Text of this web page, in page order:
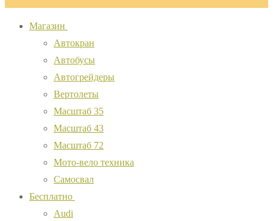
Магазин
Автокран
Автобусы
Автогрейдеры
Вертолеты
Масштаб 35
Масштаб 43
Масштаб 72
Мото-вело техника
Самосвал
Бесплатно
Audi